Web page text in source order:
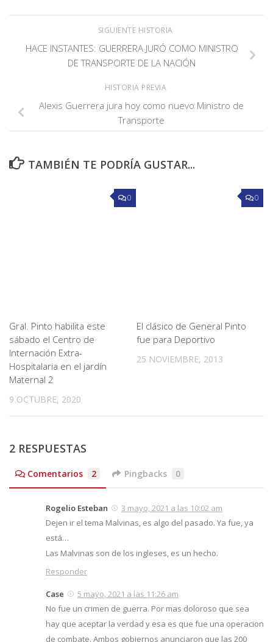
SIGUIENTE HISTORIA
HACE INSTANTES: GUERRERA JURÓ COMO MINISTRO
DE TRANSPORTE DE LA NACIÓN
HISTORIA PREVIA
Alexis Guerrera jura hoy como nuevo Ministro de
Transporte
TAMBIÉN TE PODRÍA GUSTAR...
0
Gral. Pinto habilita este
sábado el Centro de
Internación Extra-
Hospitalaria en el jardín
Maternal 2
9 OCTUBRE, 2020
0
El clásico de General Pinto
fue para Deportivo
25 NOVIEMBRE, 2013
2 RESPUESTAS
Comentarios 2 Pingbacks 0
Rogelio Esteban
3 mayo, 2021 a las 10:02 am
Dejen ir el tema Malvinas, es algo del pasado. Ya fue, ya
está…
Las Malvinas son de los ingleses, es un hecho.
Responder
Case
5 mayo, 2021 a las 11:26 am
No fue un crimen de guerra. Por mas doloroso que sea
hay que aceptar la verdad y esa es que fue una operacion
de combate. Ambos gobiernos anunciaron que las 200